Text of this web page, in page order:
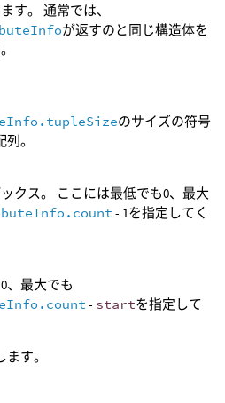
す。 通常では、
が返すのと同じ構造体を
のサイズの符号
。
クス。 ここには最低でも0、最大
- 1を指定してく
、最大でも
- startを指定して
す。